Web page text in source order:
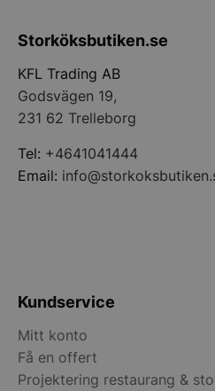
Storköksbutiken.se
KFL Trading AB
Godsvägen 19,
231 62 Trelleborg
Tel: +4641041444
Email:
Kundservice
Mitt konto
Få en offert
Projektering restaurang &
Strikt nödvändiga kakor tillåter
kärnwebbplatsfunktioner
användas ordentligt utan
Namn